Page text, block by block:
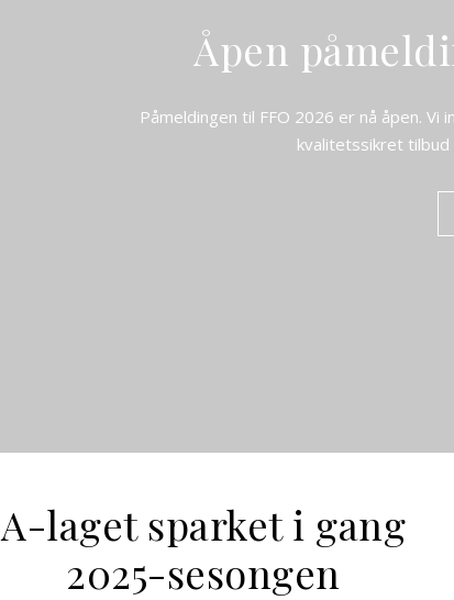
Åpen
Påmeldingen til FFO 2026 er nå åpen.
kvalitetssikret
A-laget sparket i gang
2025-sesongen